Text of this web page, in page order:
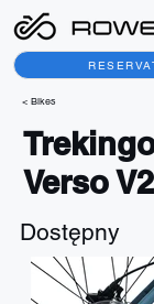
< Bikes
Verso V2
Dostępny